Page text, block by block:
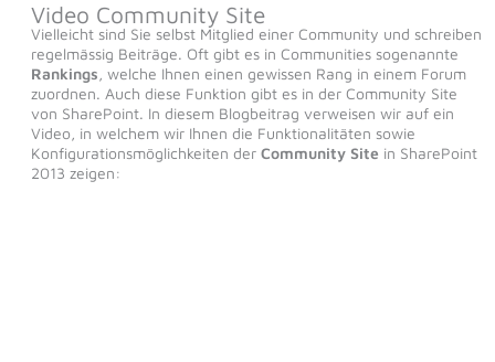
Video Community Site
Vielleicht sind Sie selbst Mitglied einer Community und schreiben
regelmässig Beiträge. Oft gibt es in Communities sogenannte
Rankings , welche Ihnen einen gewissen Rang in einem Forum
zuordnen. Auch diese Funktion gibt es in der Community Site
von SharePoint. In diesem Blogbeitrag verweisen wir auf ein
Video, in welchem wir Ihnen die Funktionalitäten sowie
Konfigurationsmöglichkeiten der Community Site in SharePoint
2013 zeigen: